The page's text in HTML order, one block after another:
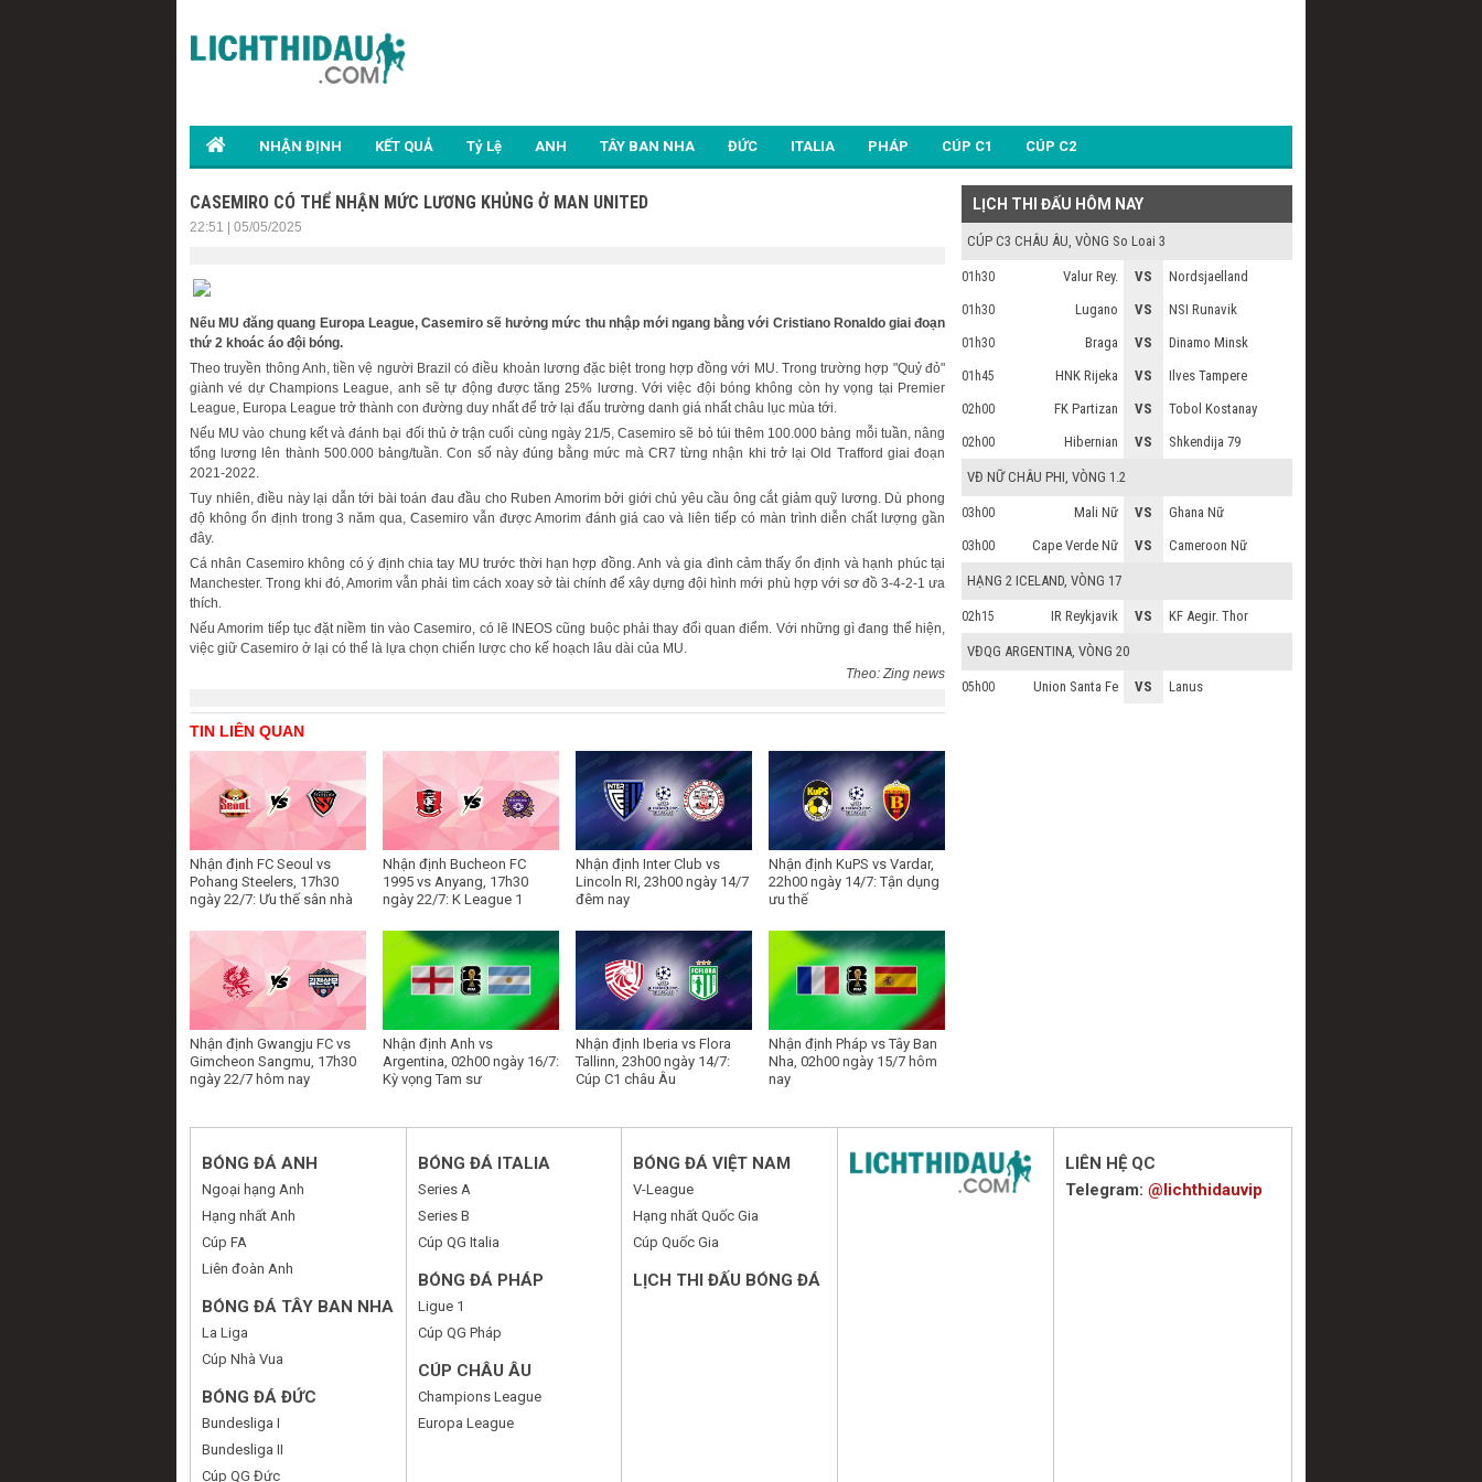
NHẬN ĐỊNH KẾT QUẢ Tỷ Lệ ANH TÂY BAN NHA ĐỨC ITALIA PHÁP CÚP C1 CÚP C2
CASEMIRO CÓ THỂ NHẬN MỨC LƯƠNG KHỦNG Ở MAN UNITED
22:51 | 05/05/2025
Nếu MU đăng quang Europa League, Casemiro sẽ hưởng mức thu nhập mới ngang bằng với Cristiano Ronaldo giai đoạn
thứ 2 khoác áo đội bóng.
Theo truyền thông Anh, tiền vệ người Brazil có điều khoản lương đặc biệt trong hợp đồng với MU. Trong trường hợp "Quỷ đỏ"
giành vé dự Champions League, anh sẽ tự động được tăng 25% lương. Với việc đội bóng không còn hy vọng tại Premier
League, Europa League trở thành con đường duy nhất để trở lại đấu trường danh giá nhất châu lục mùa tới.
Nếu MU vào chung kết và đánh bại đối thủ ở trận cuối cùng ngày 21/5, Casemiro sẽ bỏ túi thêm 100.000 bảng mỗi tuần, nâng
tổng lương lên thành 500.000 bảng/tuần. Con số này đúng bằng mức mà CR7 từng nhận khi trở lại Old Trafford giai đoạn
2021-2022.
Tuy nhiên, điều này lại dẫn tới bài toán đau đầu cho Ruben Amorim bởi giới chủ yêu cầu ông cắt giảm quỹ lương. Dù phong
độ không ổn định trong 3 năm qua, Casemiro vẫn được Amorim đánh giá cao và liên tiếp có màn trình diễn chất lượng gần
đây.
Cá nhân Casemiro không có ý định chia tay MU trước thời hạn hợp đồng. Anh và gia đình cảm thấy ổn định và hạnh phúc tại
Manchester. Trong khi đó, Amorim vẫn phải tìm cách xoay sở tài chính để xây dựng đội hình mới phù hợp với sơ đồ 3-4-2-1 ưa
thích.
Nếu Amorim tiếp tục đặt niềm tin vào Casemiro, có lẽ INEOS cũng buộc phải thay đổi quan điểm. Với những gì đang thể hiện,
việc giữ Casemiro ở lại có thể là lựa chọn chiến lược cho kế hoạch lâu dài của MU.
Theo: Zing news
TIN LIÊN QUAN
Nhận định FC Seoul vs
Pohang Steelers, 17h30
ngày 22/7: Ưu thế sân nhà
Nhận định Gwangju FC vs
Gimcheon Sangmu, 17h30
ngày 22/7 hôm nay
Nhận định Bucheon FC
1995 vs Anyang, 17h30
ngày 22/7: K League 1
Nhận định Anh vs
Argentina, 02h00 ngày 16/7:
Kỳ vọng Tam sư
Nhận định Inter Club vs
Lincoln RI, 23h00 ngày 14/7
đêm nay
Nhận định Iberia vs Flora
Tallinn, 23h00 ngày 14/7:
Cúp C1 châu Âu
Nhận định KuPS vs Vardar,
22h00 ngày 14/7: Tận dụng
ưu thế
Nhận định Pháp vs Tây Ban
Nha, 02h00 ngày 15/7 hôm
nay
LỊCH THI ĐẤU HÔM NAY
CÚP C3 CHÂU ÂU, VÒNG So Loai 3
01h30 Valur Rey. VS Nordsjaelland
01h30 Lugano VS NSI Runavik
01h30 Braga VS Dinamo Minsk
01h45 HNK Rijeka VS Ilves Tampere
02h00 FK Partizan VS Tobol Kostanay
02h00 Hibernian VS Shkendija 79
VĐ NỮ CHÂU PHI, VÒNG 1.2
03h00 Mali Nữ VS Ghana Nữ
03h00 Cape Verde Nữ VS Cameroon Nữ
HẠNG 2 ICELAND, VÒNG 17
02h15 IR Reykjavik VS KF Aegir. Thor
VĐQG ARGENTINA, VÒNG 20
05h00 Union Santa Fe VS Lanus
BÓNG ĐÁ ANH
Ngoại hạng Anh
Hạng nhất Anh
Cúp FA
Liên đoàn Anh
BÓNG ĐÁ TÂY BAN NHA
La Liga
Cúp Nhà Vua
BÓNG ĐÁ ĐỨC
Bundesliga I
Bundesliga II
Cúp QG Đức
BÓNG ĐÁ ITALIA
Series A
Series B
Cúp QG Italia
BÓNG ĐÁ PHÁP
Ligue 1
Cúp QG Pháp
CÚP CHÂU ÂU
Champions League
Europa League
BÓNG ĐÁ VIỆT NAM
V-League
Hạng nhất Quốc Gia
Cúp Quốc Gia
LỊCH THI ĐẤU BÓNG ĐÁ
LIÊN HỆ QC
Telegram: @lichthidauvip